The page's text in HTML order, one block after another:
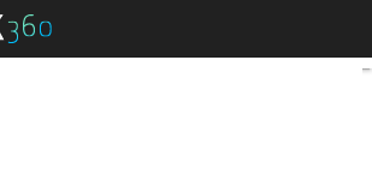
Microsoft es demandada por